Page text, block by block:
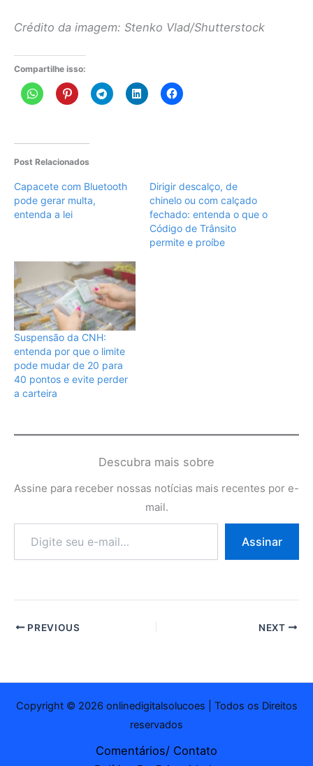
Crédito da imagem: Stenko Vlad/Shutterstock
Compartilhe isso:
Post Relacionados
Capacete com Bluetooth
pode gerar multa,
entenda a lei
Dirigir descalço, de
chinelo ou com calçado
fechado: entenda o que o
Código de Trânsito
permite e proíbe
Suspensão da CNH:
entenda por que o limite
pode mudar de 20 para
40 pontos e evite perder
a carteira
Descubra mais sobre
Assine para receber nossas notícias mais recentes por e-
mail.
e-
Assinar
PREVIOUS NEXT
Copyright © 2026 onlinedigitalsolucoes | Todos os Direitos
reservados
Comentários/ Contato